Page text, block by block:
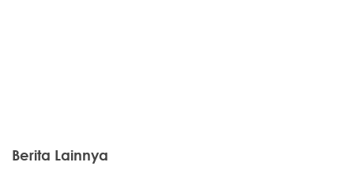
Berita Lainnya